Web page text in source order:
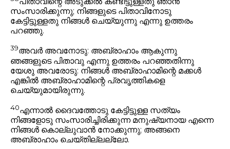
സംസാരിക്കുന്നു; നിങ്ങളുടെ പിതാവിനോടു
കേട്ടിട്ടുള്ളതു നിങ്ങൾ ചെയ്യുന്നു എന്നു ഉത്തരം
പറഞ്ഞു.
39അവർ അവനോടു: അബ്രാഹാം ആകുന്നു
ഞങ്ങളുടെ പിതാവു എന്നു ഉത്തരം പറഞ്ഞതിന്നു
യേശു അവരോടു: നിങ്ങൾ അബ്രാഹാമിന്റെ മക്കൾ
എങ്കിൽ അബ്രാഹാമിന്റെ പ്രവൃത്തികളെ
ചെയ്യുമായിരുന്നു.
40എന്നാൽ ദൈവത്തോടു കേട്ടിട്ടുള്ള സത്യം
നിങ്ങളോടു സംസാരിച്ചിരിക്കുന്ന മനുഷ്യനായ എന്നെ
നിങ്ങൾ കൊല്ലുവാൻ നോക്കുന്നു; അങ്ങനെ
അബ്രാഹാം ചെയ്തില്ലല്ലോ.